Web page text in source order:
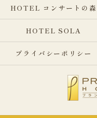
HOTEL コンサートの森
HOTEL SOLA
プライバシーポリシー